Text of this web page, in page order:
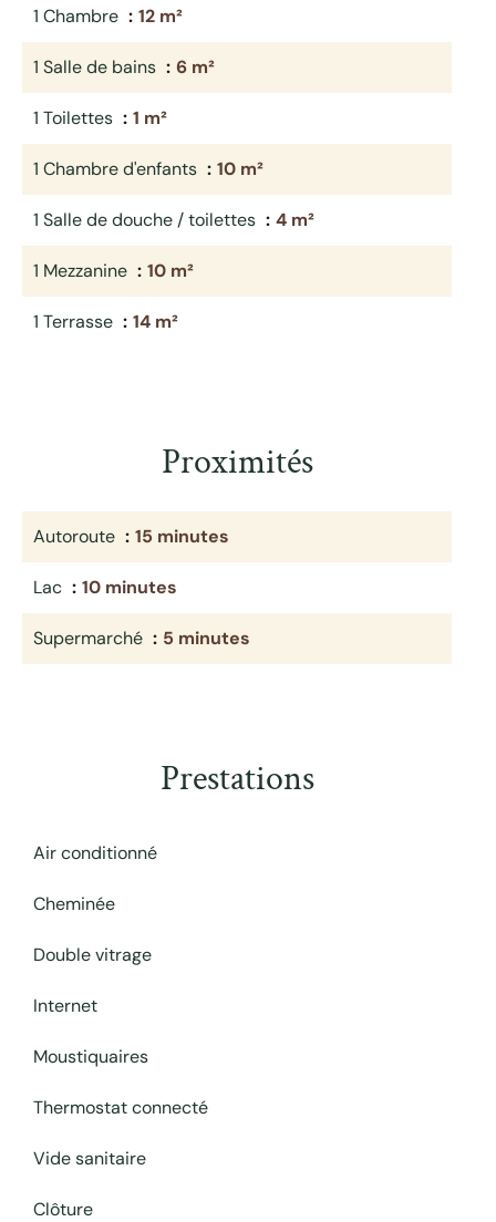
1 Chambre 12 m²
1 Salle de bains 6 m²
1 Toilettes 1 m²
1 Chambre d'enfants 10 m²
1 Salle de douche / toilettes 4 m²
1 Mezzanine 10 m²
1 Terrasse 14 m²
Proximités
Autoroute 15 minutes
Lac 10 minutes
Supermarché 5 minutes
Prestations
Air conditionné
Cheminée
Double vitrage
Internet
Moustiquaires
Thermostat connecté
Vide sanitaire
Clôture